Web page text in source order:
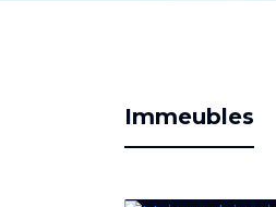
Immeubles